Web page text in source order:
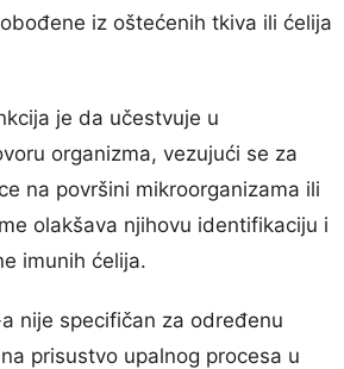
iz oštećenih tkiva ili ćelija
je da učestvuje u
organizma, vezujući se za
na površini mikroorganizama ili
olakšava njihovu identifikaciju i
imunih ćelija.
nije specifičan za određenu
prisustvo upalnog procesa u